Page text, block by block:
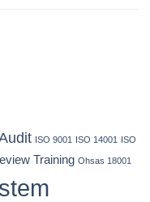
ISO 9001 ISO 14001 ISO
Training Ohsas 18001